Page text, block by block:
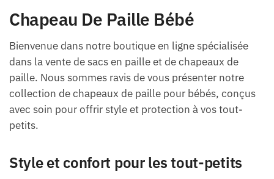
Chapeau De Paille Bébé
Bienvenue dans notre boutique en ligne spécialisée
dans la vente de sacs en paille et de chapeaux de
paille. Nous sommes ravis de vous présenter notre
collection de chapeaux de paille pour bébés, conçus
avec soin pour offrir style et protection à vos tout-
petits.
Style et confort pour les tout-petits